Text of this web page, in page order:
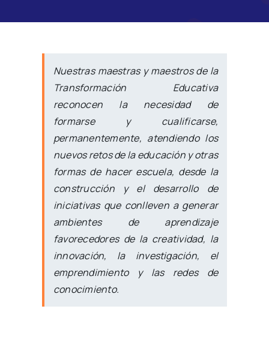
Nuestras maestras y maestros de la
Transformación Educativa
reconocen la necesidad de
formarse y cualificarse,
permanentemente, atendiendo los
nuevos retos de la educación y otras
formas de hacer escuela, desde la
construcción y el desarrollo de
iniciativas que conlleven a generar
ambientes de aprendizaje
favorecedores de la creatividad, la
innovación, la investigación, el
emprendimiento y las redes de
conocimiento.